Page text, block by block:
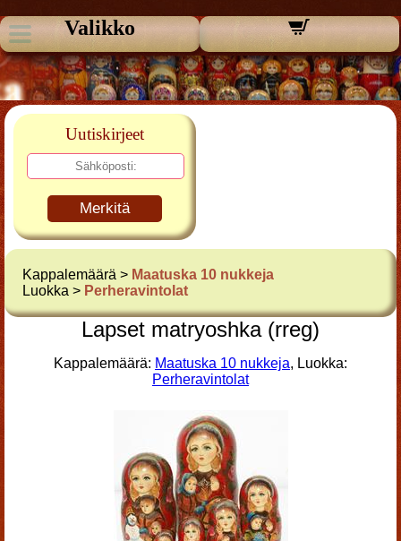
Valikko
Uutiskirjeet
Merkitä
Kappalemäärä > Maatuska 10 nukkeja
Luokka > Perheravintolat
Lapset matryoshka (rreg)
Kappalemäärä: Maatuska 10 nukkeja, Luokka:
Perheravintolat